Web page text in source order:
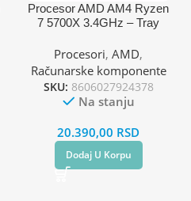
Procesor AMD AM4 Ryzen
7 5700X 3.4GHz – Tray
Procesori, AMD,
Računarske komponente
SKU: 8606027924378
Na stanju
20.390,00 RSD
Dodaj U Korpu